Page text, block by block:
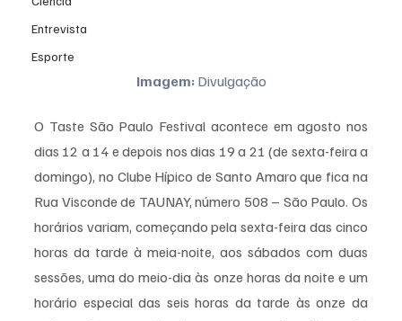
Entrevista
Esporte
Imagem: Divulgação
O Taste São Paulo Festival acontece em agosto nos
dias 12 a 14 e depois nos dias 19 a 21 (de sexta-feira a
domingo), no Clube Hípico de Santo Amaro que fica na
Rua Visconde de TAUNAY, número 508 – São Paulo. Os
horários variam, começando pela sexta-feira das cinco
horas da tarde à meia-noite, aos sábados com duas
sessões, uma do meio-dia às onze horas da noite e um
horário especial das seis horas da tarde às onze da